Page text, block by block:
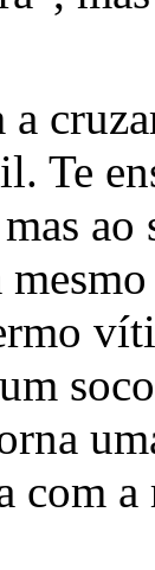
a
Te
ao
com